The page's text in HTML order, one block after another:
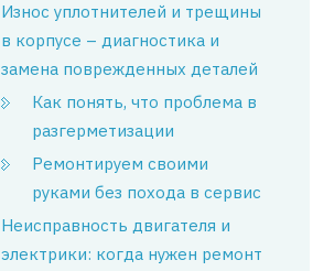
Износ уплотнителей и трещины
в корпусе – диагностика и
замена поврежденных деталей
Как понять, что проблема в
разгерметизации
Ремонтируем своими
руками без похода в сервис
Неисправность двигателя и
электрики: когда нужен ремонт